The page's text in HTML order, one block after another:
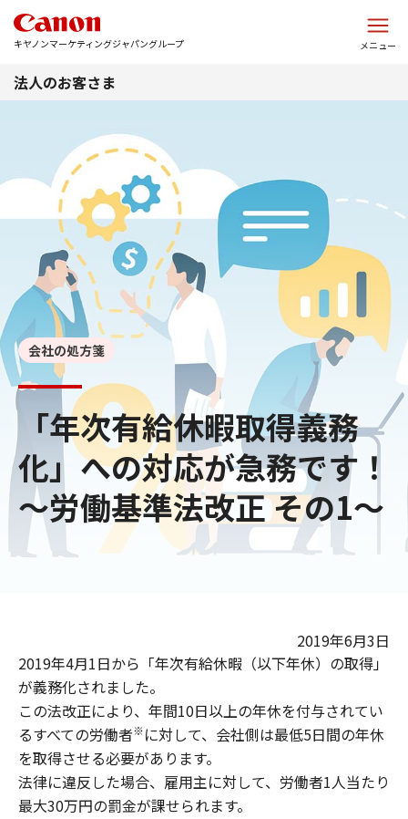
キヤノンマーケティングジャパングループ メニュー
法人のお客さま
「年次有給休暇取得義務
化」への対応が急務です！
～労働基準法改正 その1～
会社の処方箋
2019年6月3日
2019年4月1日から「年次有給休暇（以下年休）の取得」
が義務化されました。
この法改正により、年間10日以上の年休を付与されてい
るすべての労働者※に対して、会社側は最低5日間の年休
を取得させる必要があります。
法律に違反した場合、雇用主に対して、労働者1人当たり
最大30万円の罰金が課せられます。